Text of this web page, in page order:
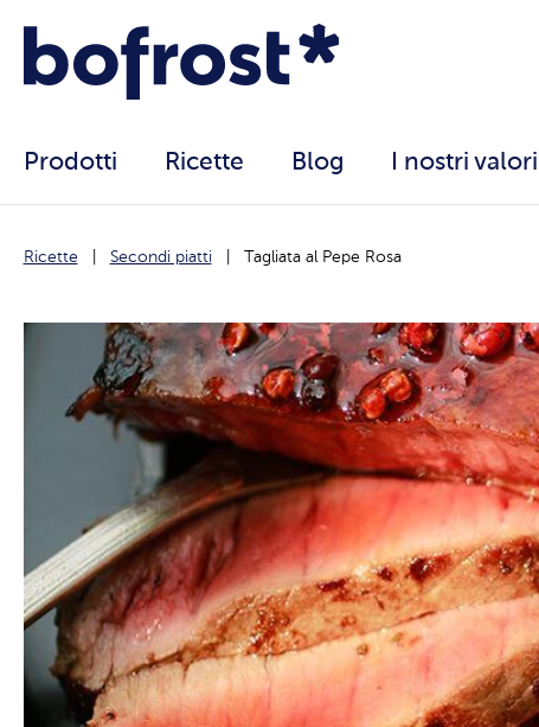
Prodotti Ricette Blog I nostri valori
Ricette Secondi piatti Tagliata al Pepe Rosa